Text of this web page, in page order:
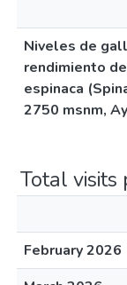
Niveles de
rendimiento
espinaca
2750 msnm,
Total visits
February 2026